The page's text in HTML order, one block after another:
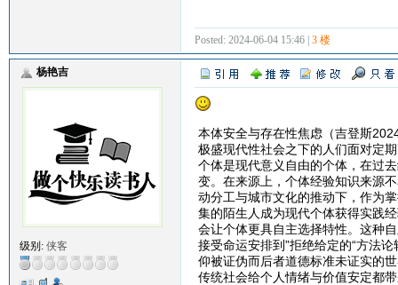
Posted: 2024-06-04 15:46 | 3 楼
杨艳吉
级别: 侠客
本体安全与存在性焦虑（吉登斯
极盛现代性社会之下的人们面对定
个体是现代意义自由的个体，在过
变。在来源上，个体经验知识来源
动分工与城市文化的推动下，作为
集的陌生人成为现代个体获得实践
会让个体更具自主选择特性。这种
接受命运安排到”拒绝给定的“方法
仰被证伪而后者道德标准未证实的
传统社会给个人情绪与价值安定都